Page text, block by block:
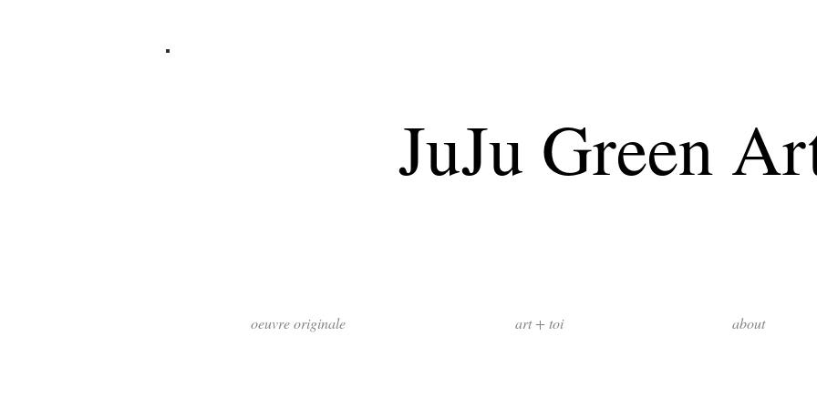
JuJu Green
oeuvre originale art + toi about